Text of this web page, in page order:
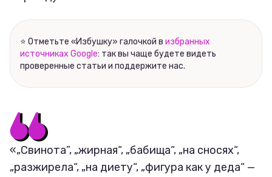
⭐ Отметьте «Избушку» галочкой в избранных
источниках Google: так вы чаще будете видеть
проверенные статьи и поддержите нас.
«„Свинота”, „жирная“, „бабища“, „на сносях“,
„разжирела“, „на диету“, „фигура как у деда“ —